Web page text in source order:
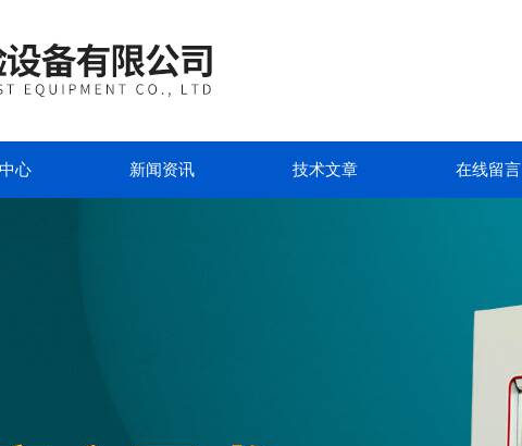
心 新闻资讯 技术文章 在线留言